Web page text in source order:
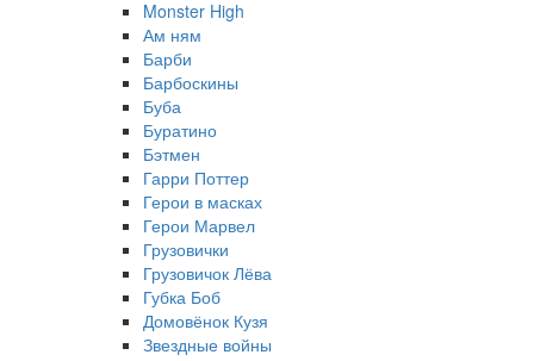
Monster High
Ам ням
Барби
Барбоскины
Буба
Буратино
Бэтмен
Гарри Поттер
Герои в масках
Герои Марвел
Грузовички
Грузовичок Лёва
Губка Боб
Домовёнок Кузя
Звездные войны